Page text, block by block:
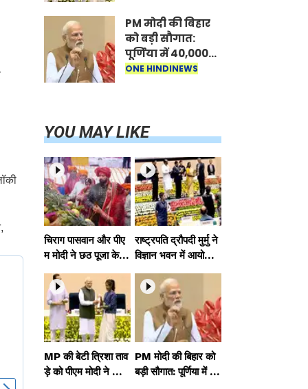
विकास का परचम
PM मोदी की बिहार
को बड़ी सौगात:
पूर्णिया में 40,000
करोड़ की विकास
का नया युग शुरू
ONE HINDINEWS
YOU MAY LIKE
चिराग पासवान और पीए
म मोदी ने छठ पूजा के स
मापन पर देशवासियों को
दी शुभकामनाएं, छठी
मैया से देश की समृद्धि की
कामना की
राष्ट्रपति द्रौपदी मुर्मु ने
विज्ञान भवन में आयोजित
आदि कर्मयोगी अभियान
पर राष्ट्रीय कॉन्क्लेव में
मध्यप्रदेश को सम्मानित
किया
MP की बेटी त्रिशा ताव
ड़े को पीएम मोदी ने किया
PM मोदी की बिहार को
बड़ी सौगात: पूर्णिया में 4